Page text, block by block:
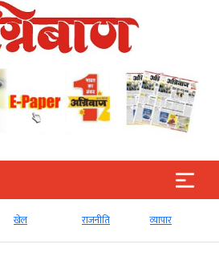
खेल राजनीति व्‍यापार